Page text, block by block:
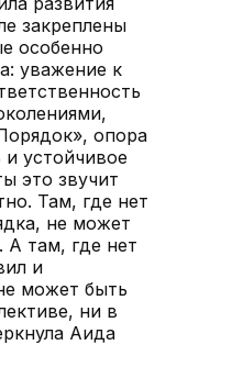
закреплены
особенно
уважение к
опора
устойчивое
это звучит
Там, где нет
не может
А там, где нет
и
может быть
ни в
Аида